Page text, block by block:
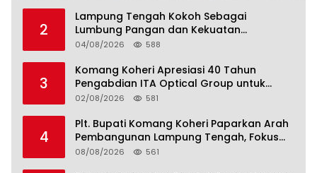
2
Lampung Tengah Kokoh Sebagai
Lumbung Pangan dan Kekuatan
Perkebunan Lampung, Komang Koheri:
Menuju Indonesia Emas 2045
04/08/2026 588
3
Komang Koheri Apresiasi 40 Tahun
Pengabdian ITA Optical Group untuk
Kesehatan Mata Masyarakat Lamteng
02/08/2026 581
4
Plt. Bupati Komang Koheri Paparkan Arah
Pembangunan Lampung Tengah, Fokus
pada SDM, Ekonomi, Infrastruktur dan
08/08/2026 561